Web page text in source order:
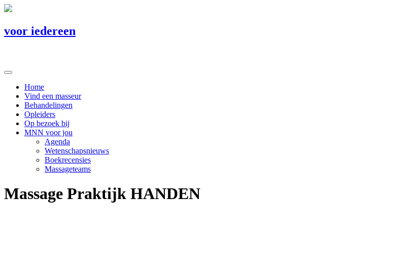
voor iedereen
Home
Vind een masseur
Behandelingen
Opleiders
Op bezoek bij
MNN voor jou
Agenda
Wetenschapsnieuws
Boekrecensies
Massageteams
Massage Praktijk HANDEN